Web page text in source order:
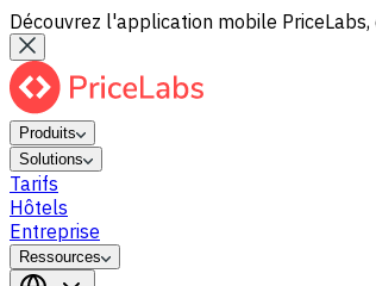
Découvrez l'application mobile
Produits
Solutions
Tarifs
Hôtels
Entreprise
Ressources